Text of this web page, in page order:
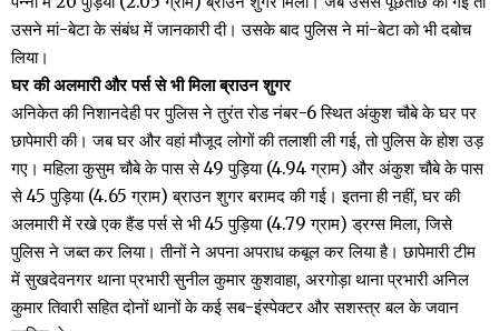
उसने मां-बेटा के संबंध में जानकारी दी। उसके बाद पुलिस ने मां-बेटा को भी दबोच
लिया।
घर की अलमारी और पर्स से भी मिला ब्राउन शुगर
अनिकेत की निशानदेही पर पुलिस ने तुरंत रोड नंबर-6 स्थित अंकुश चौबे के घर पर
छापेमारी की। जब घर और वहां मौजूद लोगों की तलाशी ली गई, तो पुलिस के होश उड़
गए। महिला कुसुम चौबे के पास से 49 पुड़िया (4.94 ग्राम) और अंकुश चौबे के पास
से 45 पुड़िया (4.65 ग्राम) ब्राउन शुगर बरामद की गई। इतना ही नहीं, घर की
अलमारी में रखे एक हैंड पर्स से भी 45 पुड़िया (4.79 ग्राम) ड्रग्स मिला, जिसे
पुलिस ने जब्त कर लिया। तीनों ने अपना अपराध कबूल कर लिया है। छापेमारी टीम
में सुखदेवनगर थाना प्रभारी सुनील कुमार कुशवाहा, अरगोड़ा थाना प्रभारी अनिल
कुमार तिवारी सहित दोनों थानों के कई सब-इंस्पेक्टर और सशस्त्र बल के जवान